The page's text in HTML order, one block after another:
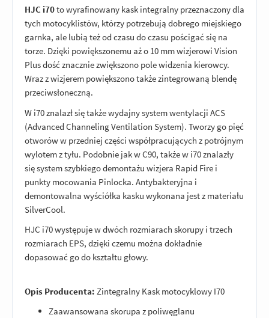
HJC i70to wyrafinowany kask integralny przeznaczony dla
tych motocyklistów, którzy potrzebują dobrego miejskiego
garnka, ale lubią też od czasu do czasu pościgać się na
torze. Dzięki powiększonemu aż o 10 mm wizjerowi Vision
Plus dość znacznie zwiększono pole widzenia kierowcy.
Wraz z wizjerem powiększono także zintegrowaną blendę
przeciwsłoneczną.
W i70 znalazł się także wydajny system wentylacji ACS
(Advanced Channeling Ventilation System). Tworzy go pięć
otworów w przedniej części współpracujących z potrójnym
wylotem z tyłu. Podobnie jak w C90, także w i70 znalazły
się system szybkiego demontażu wizjera Rapid Fire i
punkty mocowania Pinlocka. Antybakteryjna i
demontowalna wyściółka kasku wykonana jest z materiału
SilverCool.
HJC i70 występuje w dwóch rozmiarach skorupy i trzech
rozmiarach EPS, dzięki czemu można dokładnie
dopasować go do kształtu głowy.
Opis Producenta: Zintegralny Kask motocyklowy I70
Zaawansowana skorupa z poliwęglanu